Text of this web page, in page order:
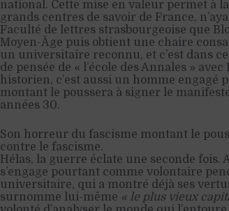
national. Cette mise en valeur permet à
grands centres de savoir de France,
Faculté de lettres strasbourgeoise que
Moyen-Âge puis obtient une chaire
un universitaire reconnu, et c’est dans
de pensée de « l’école des Annales »
historien, c’est aussi un homme
montant le poussera à signer le
années 30.
Son horreur du fascisme montant le
contre le fascisme.
Hélas, la guerre éclate une seconde fois.
s’engage pourtant comme volontaire
universitaire, qui a montré déjà ses
surnomme lui-même « le plus vieux